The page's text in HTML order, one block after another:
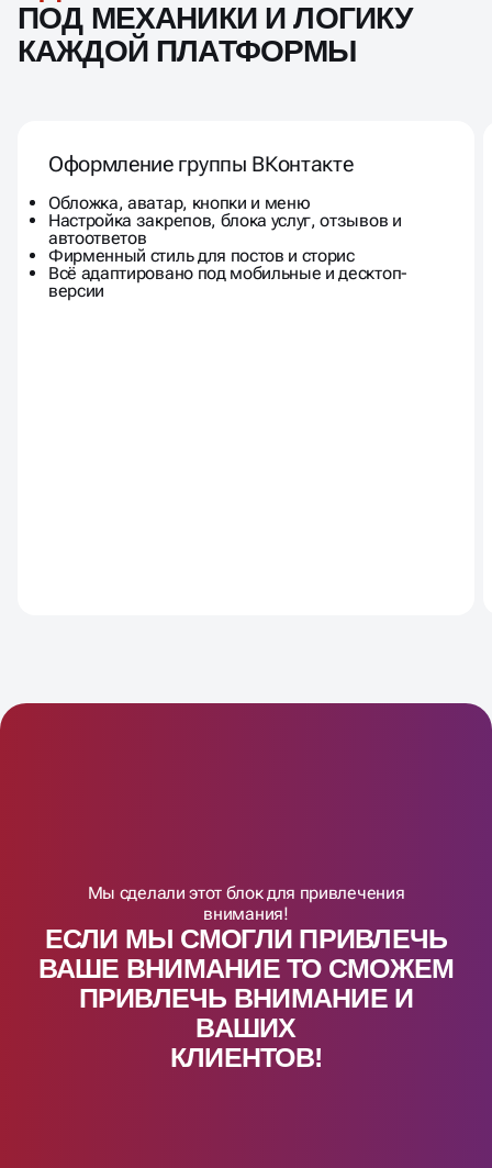
АДАПТИРУЕМОФОРМЛЕНИЕ
ПОД МЕХАНИКИ И ЛОГИКУ
Оформление группы ВКонтакте
Обложка, аватар, кнопки и меню
Настройка закрепов, блока услуг, отзывов и
автоответов
Фирменный стиль для постов и сторис
Всё адаптировано под мобильные и десктоп-
Мы сделали этот блок для привлечения
внимания!
ЕСЛИ МЫ СМОГЛИ ПРИВЛЕЧЬ
ВАШЕ ВНИМАНИЕ ТО СМОЖЕМ
ПРИВЛЕЧЬ ВНИМАНИЕ И
ВАШИX